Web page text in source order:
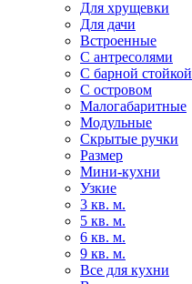
Для хрущевки
Для дачи
Встроенные
С антресолями
С барной стойкой
С островом
Малогабаритные
Модульные
Скрытые ручки
Размер
Мини-кухни
Узкие
3 кв. м.
5 кв. м.
6 кв. м.
9 кв. м.
Все для кухни